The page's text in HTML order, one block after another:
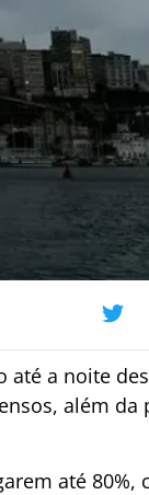
a noite
além da
até 80%,